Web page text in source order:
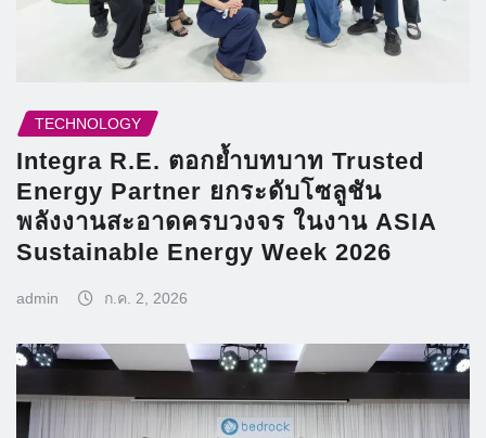
TECHNOLOGY
Integra R.E. ตอกย้ำบทบาท Trusted
Energy Partner ยกระดับโซลูชัน
พลังงานสะอาดครบวงจร ในงาน ASIA
Sustainable Energy Week 2026
admin ก.ค. 2, 2026